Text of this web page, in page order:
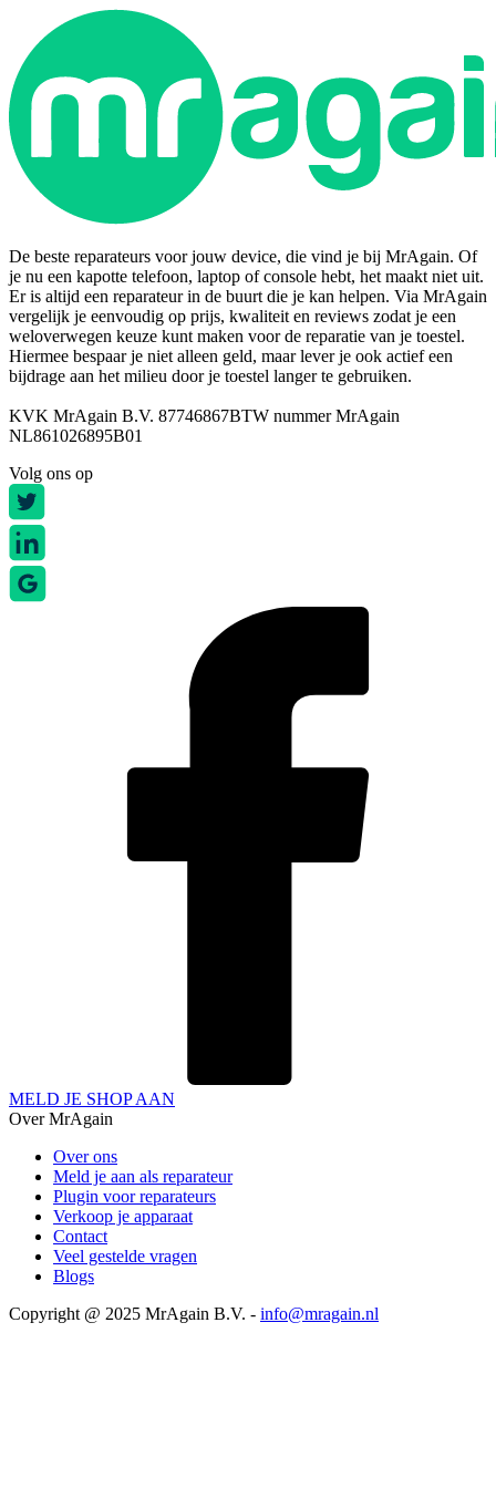
De beste reparateurs voor jouw device, die vind je bij MrAgain. Of
je nu een kapotte telefoon, laptop of console hebt, het maakt niet uit.
Er is altijd een reparateur in de buurt die je kan helpen. Via MrAgain
vergelijk je eenvoudig op prijs, kwaliteit en reviews zodat je een
weloverwegen keuze kunt maken voor de reparatie van je toestel.
Hiermee bespaar je niet alleen geld, maar lever je ook actief een
bijdrage aan het milieu door je toestel langer te gebruiken.
KVK MrAgain B.V. 87746867BTW nummer MrAgain
NL861026895B01
Volg ons op
MELD JE SHOP AAN
Over MrAgain
Over ons
Meld je aan als reparateur
Plugin voor reparateurs
Verkoop je apparaat
Contact
Veel gestelde vragen
Blogs
Copyright @ 2025 MrAgain B.V. - info@mragain.nl